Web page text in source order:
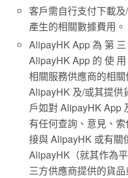
客戶需自行支付下載
產生的相關數據費用。
AlipayHK App 為 第
AlipayHK App 的 使
相關服務供應商的相
AlipayHK 及/或其提供
戶如對 AlipayHK App
有任何查詢、意見、
接與 AlipayHK 或有關
AlipayHK（就其作為
三方供應商提供的貨